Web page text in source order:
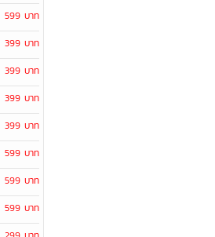
599 บาท
399 บาท
399 บาท
399 บาท
399 บาท
599 บาท
599 บาท
599 บาท